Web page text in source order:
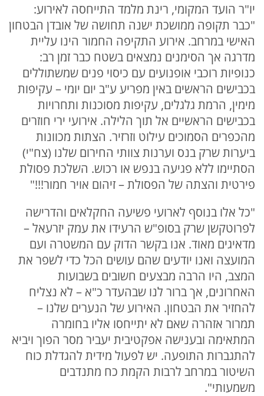
יו"ר הועד המקומי, רינת מלמד התייחסה לאירוע:
"כבר תקופה ממושכת ישנה תחושה של אובדן הבטחון
האישי במרחב. אירוע התקיפה החמור הינו עליית
מדרגה אך הסימנים נמצאים בשטח כבר זמן רב:
כנופיות רוכבי אופנועים עם כיסוי פנים שמשתוללים
בכבישים הראשים באין מפריע ע"ב יום יומי – עקיפות
מימין, הרמת גלגלים, עקיפות מסוכנות ותחרויות
בכבישים הראשיים אל תוך הלילה. אירועי ירי חוזרים
מהכפרים הסמוכים עילוט וזרזיר. הצתות מכוונות
ביערות שרק בנס וערנות צוותי החירום שלנו (צח"י)
הסתיימו ללא פגיעה בנפש או רכוש. השלכת פסולת
פירטית והצתה של הפסולת – זיהום אויר חמור!!!"
"כל אלו בנוסף לארועי פשיעה החקלאים והדרישה
לפרוטקשן שרק בסופ"ש הרעידו את עמק יזרעאל –
מדאיגים מאוד. אנו בקשר הדוק עם המשטרה ועם
המועצה ואנו יודעים שהם עושים הכל כדי לשפר את
המצב, היו הרבה מבצעים חשובים בשבועות
האחרונים, אך ברור לנו שבהעדר כ"א – לא נצליח
להחזיר את הבטחון. האירוע של הנערים שלנו –
תמרור אזהרה שאם לא יתייחסו אליו בחומרה
המתאימה ובענישה אפקטיבית יעביר מסר הפוך ויביא
להתגברות התופעה. יש לפעול מידית להגדלת כוח
השיטור במרחב לרבות הקמת כח מתנדבים
משמעותי".